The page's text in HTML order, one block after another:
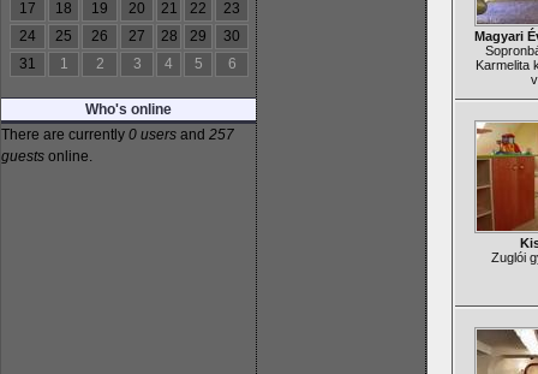
17
18 19 20 21 22
23
24
25 26 27 28 29
30
31
1 2 3 4 5 6
Who's online
There are currently 0 users and 257
guests online.
Magyari
Karmelita
Zuglói